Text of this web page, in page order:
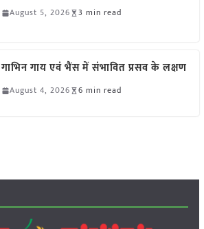
August 5, 2026 3 min read
गाभिन गाय एवं भैंस में संभावित प्रसव के लक्षण
August 4, 2026 6 min read